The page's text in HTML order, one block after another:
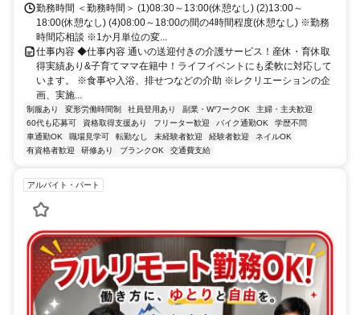
勤務時間 ＜勤務時間＞ (1)08:30～13:00(休憩なし) (2)13:00～
18:00(休憩なし) (4)08:00～18:00の間の4時間程度(休憩なし) ※勤務
時間応相談 ※1か月単位の変...
仕事内容 ◆仕事内容 通いの送迎付きの介護サービス！産休・育休取
得実績あり&子育てママ在籍中！ライフイベントにも柔軟に対応して
います。 ※食事や入浴、排せつなどの介助 ※レクリエーションの企
画、実施...
制服あり 変形労働時間制 社員登用あり 副業・WワークOK
主婦・主夫歓迎
60代も応募可
資格取得支援あり フリーター歓迎 バイク通勤OK
学歴不問
車通勤OK
職場見学可 転勤なし 未経験者歓迎 経験者歓迎
ネイルOK
有資格者歓迎
研修あり ブランクOK 交通費支給
アルバイト・パート